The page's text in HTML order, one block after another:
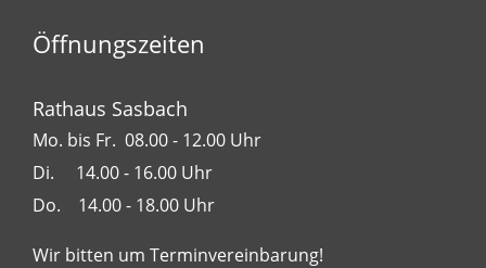
Öffnungszeiten
Rathaus Sasbach
Mo. bis Fr. 08.00 - 12.00 Uhr
Di. 14.00 - 16.00 Uhr
Do. 14.00 - 18.00 Uhr
Wir bitten um Terminvereinbarung!